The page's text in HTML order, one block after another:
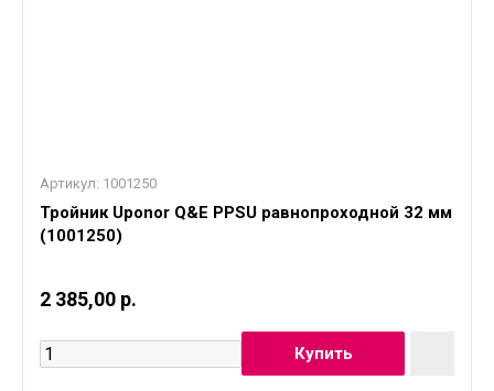
Артикул: 1001250
Тройник Uponor Q&E PPSU равнопроходной 32 мм
(1001250)
2 385,00 р.